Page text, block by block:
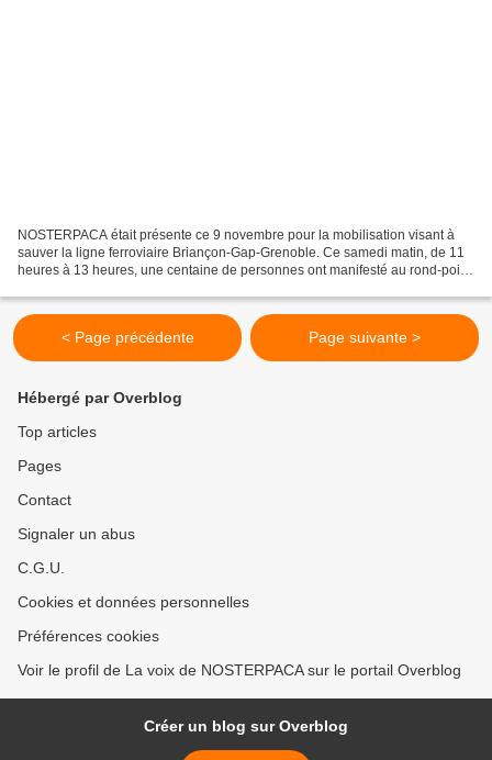
NOSTERPACA était présente ce 9 novembre pour la mobilisation visant à
sauver la ligne ferroviaire Briançon-Gap-Grenoble. Ce samedi matin, de 11
heures à 13 heures, une centaine de personnes ont manifesté au rond-point
< Page précédente Page suivante >
Hébergé par Overblog
Top articles
Pages
Contact
Signaler un abus
C.G.U.
Cookies et données personnelles
Préférences cookies
Voir le profil de La voix de NOSTERPACA sur le portail Overblog
Créer un blog sur Overblog